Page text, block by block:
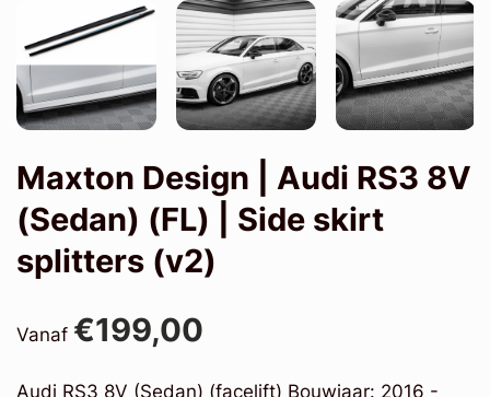
Maxton Design | Audi RS3 8V
(Sedan) (FL) | Side skirt
splitters (v2)
Vanaf €199,00
Audi RS3 8V (Sedan) (facelift) Bouwjaar: 2016 -